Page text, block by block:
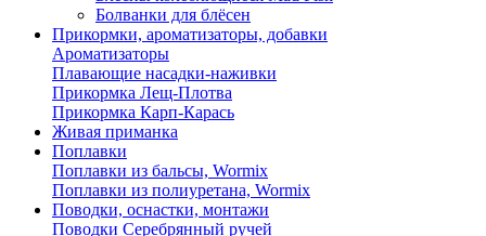
Болванки для блёсен
Прикормки, ароматизаторы, добавки
Ароматизаторы
Плавающие насадки-наживки
Прикормка Лещ-Плотва
Прикормка Карп-Карась
Живая приманка
Поплавки
Поплавки из бальсы, Wormix
Поплавки из полиуретана, Wormix
Поводки, оснастки, монтажи
Поводки Серебрянный ручей